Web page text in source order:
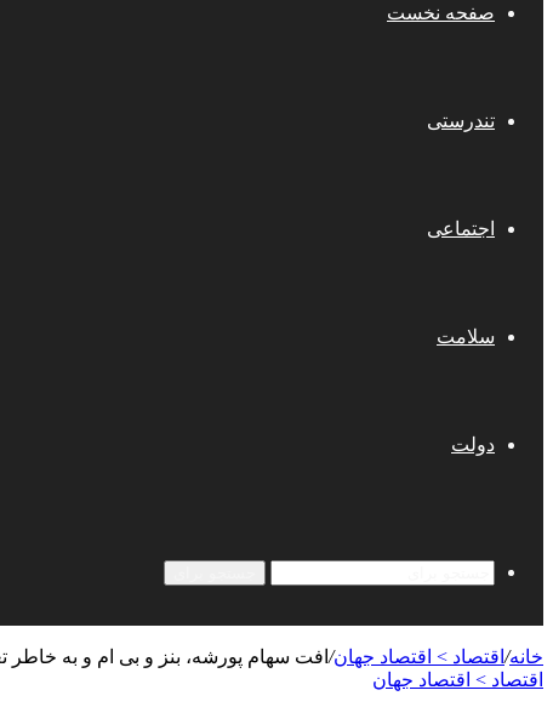
صفحه نخست
تندرستی
اجتماعی
سلامت
دولت
خانه/ اقتصاد > اقتصاد جهان/ افت سهام پورشه، بنز و بی ام و به خاطر
اقتصاد > اقتصاد جهان